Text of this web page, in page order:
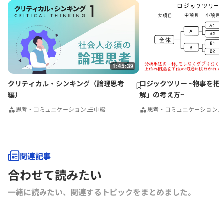
1:45:39
クリティカル・シンキング（論理思考
編）
思考・コミュニケーション 中級
ロジックツリー ~物事を
解」の考え方~
思考・コミュニケーション
関連記事
合わせて読みたい
一緒に読みたい、関連するトピックをまとめました｡